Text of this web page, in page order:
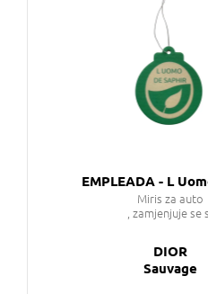
EMPLEADA - L
Miris za auto
, zamjenjuje se
DIOR
Sauvage